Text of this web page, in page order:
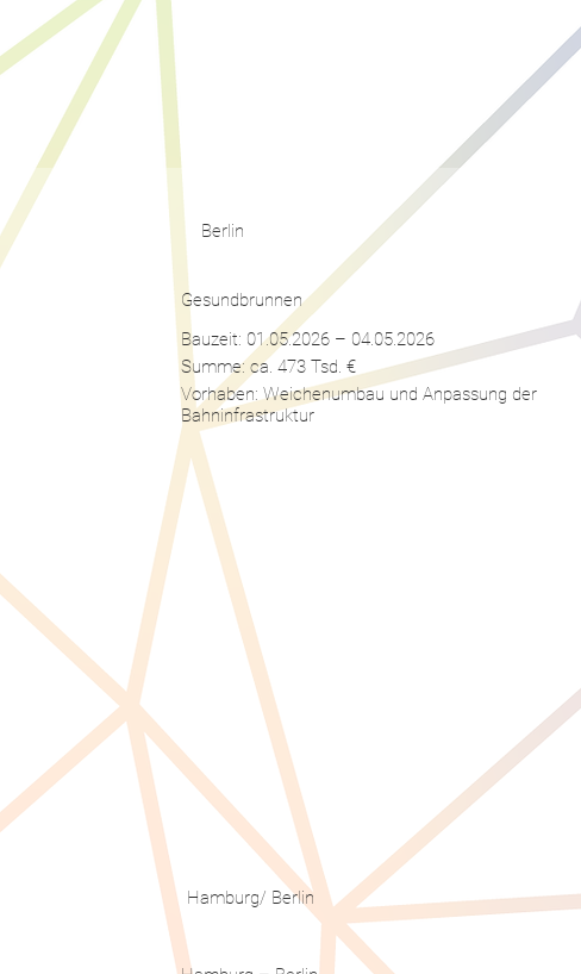
Berlin
Gesundbrunnen
Bauzeit: 01.05.2026 – 04.05.2026
Summe: ca. 473 Tsd. €
Vorhaben: Weichenumbau und Anpassung der
Bahninfrastruktur
Hamburg/ Berlin